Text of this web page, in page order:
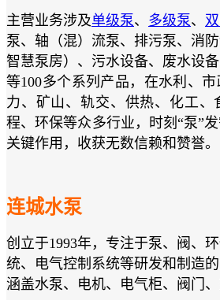
主营业务涉及单级泵、 多级泵、
泵、轴（混）流泵、排污泵、消
智慧泵房）、污水设备、废水设
等100多个系列产品，在水利、
力、矿山、轨交、供热、化工、
程、环保等众多行业，时刻“泵”
关键作用，收获无数信赖和赞誉。
连城水泵
创立于1993年，专注于泵、阀、
统、电气控制系统等研发和制造
涵盖水泵、电机、电气柜、阀门、